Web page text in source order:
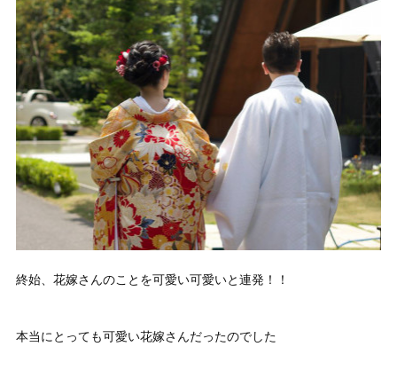
終始、花嫁さんのことを可愛い可愛いと連発！！
本当にとっても可愛い花嫁さんだったのでした